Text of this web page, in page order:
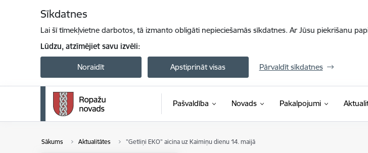
Sīkdatnes
Lai šī tīmekļvietne darbotos, tā izmanto obligāti nepieciešamās sīkdatnes. Ar Jūsu piekrišanu
Lūdzu, atzīmējiet savu izvēli:
Noraidīt Apstiprināt visas Pārvaldīt sīkdatnes
Pašvaldība Novads Pakalpojumi
Sākums Aktualitātes "Getliņi EKO" aicina uz Kaimiņu dienu 14. maijā